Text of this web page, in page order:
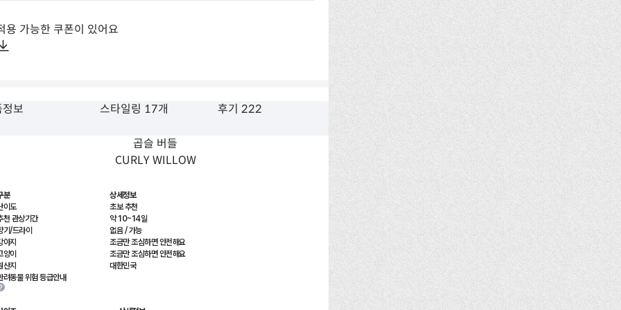
용 가능한 쿠폰이 있어요
보 스타일링 17개 후기 222
곱슬 버들
CURLY WILLOW
분
상세정보
이도
초보 추천
천 관상기간
약 10~14일
기/드라이
없음 / 가능
아지
조금만 조심하면 안전해요
양이
조금만 조심하면 안전해요
산지
대한민국
려동물 위험 등급안내